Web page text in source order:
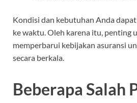
Kondisi dan kebutuhan Anda
ke waktu. Oleh karena itu, penting
memperbarui kebijakan asuransi
secara berkala.
Beberapa Salah